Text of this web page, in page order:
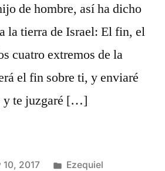
de hombre, así ha dicho
la tierra de Israel: El fin, el
cuatro extremos de la
el fin sobre ti, y enviaré
y te juzgaré […]
10, 2017
Posted
Ezequiel